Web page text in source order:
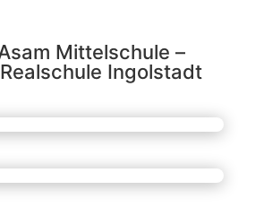
Mittelschule –
Ingolstadt